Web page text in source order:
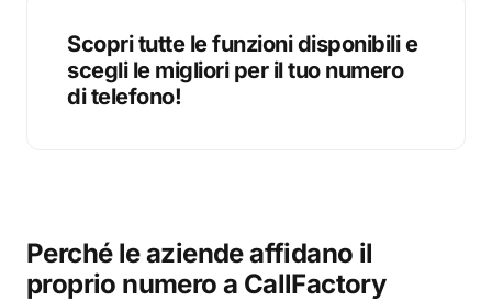
Scopri tutte le funzioni disponibili e
scegli le migliori per il tuo numero
di telefono!
Perché le aziende affidano il
proprio numero a CallFactory